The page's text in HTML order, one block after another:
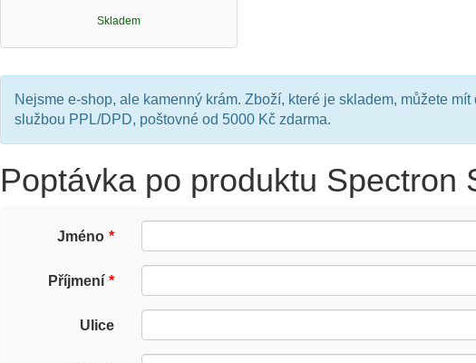
Skladem
Nejsme e-shop, ale kamenný krám. Zboží, které je skladem, můžete
službou PPL/DPD, poštovné od 5000 Kč zdarma.
Poptávka po produktu Spectron
Jméno
Příjmení
Ulice